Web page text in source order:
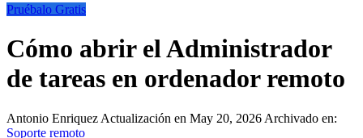
Pruébalo Gratis
Cómo abrir el Administrador
de tareas en ordenador remoto
Antonio Enriquez Actualización en May 20, 2026 Archivado en:
Soporte remoto